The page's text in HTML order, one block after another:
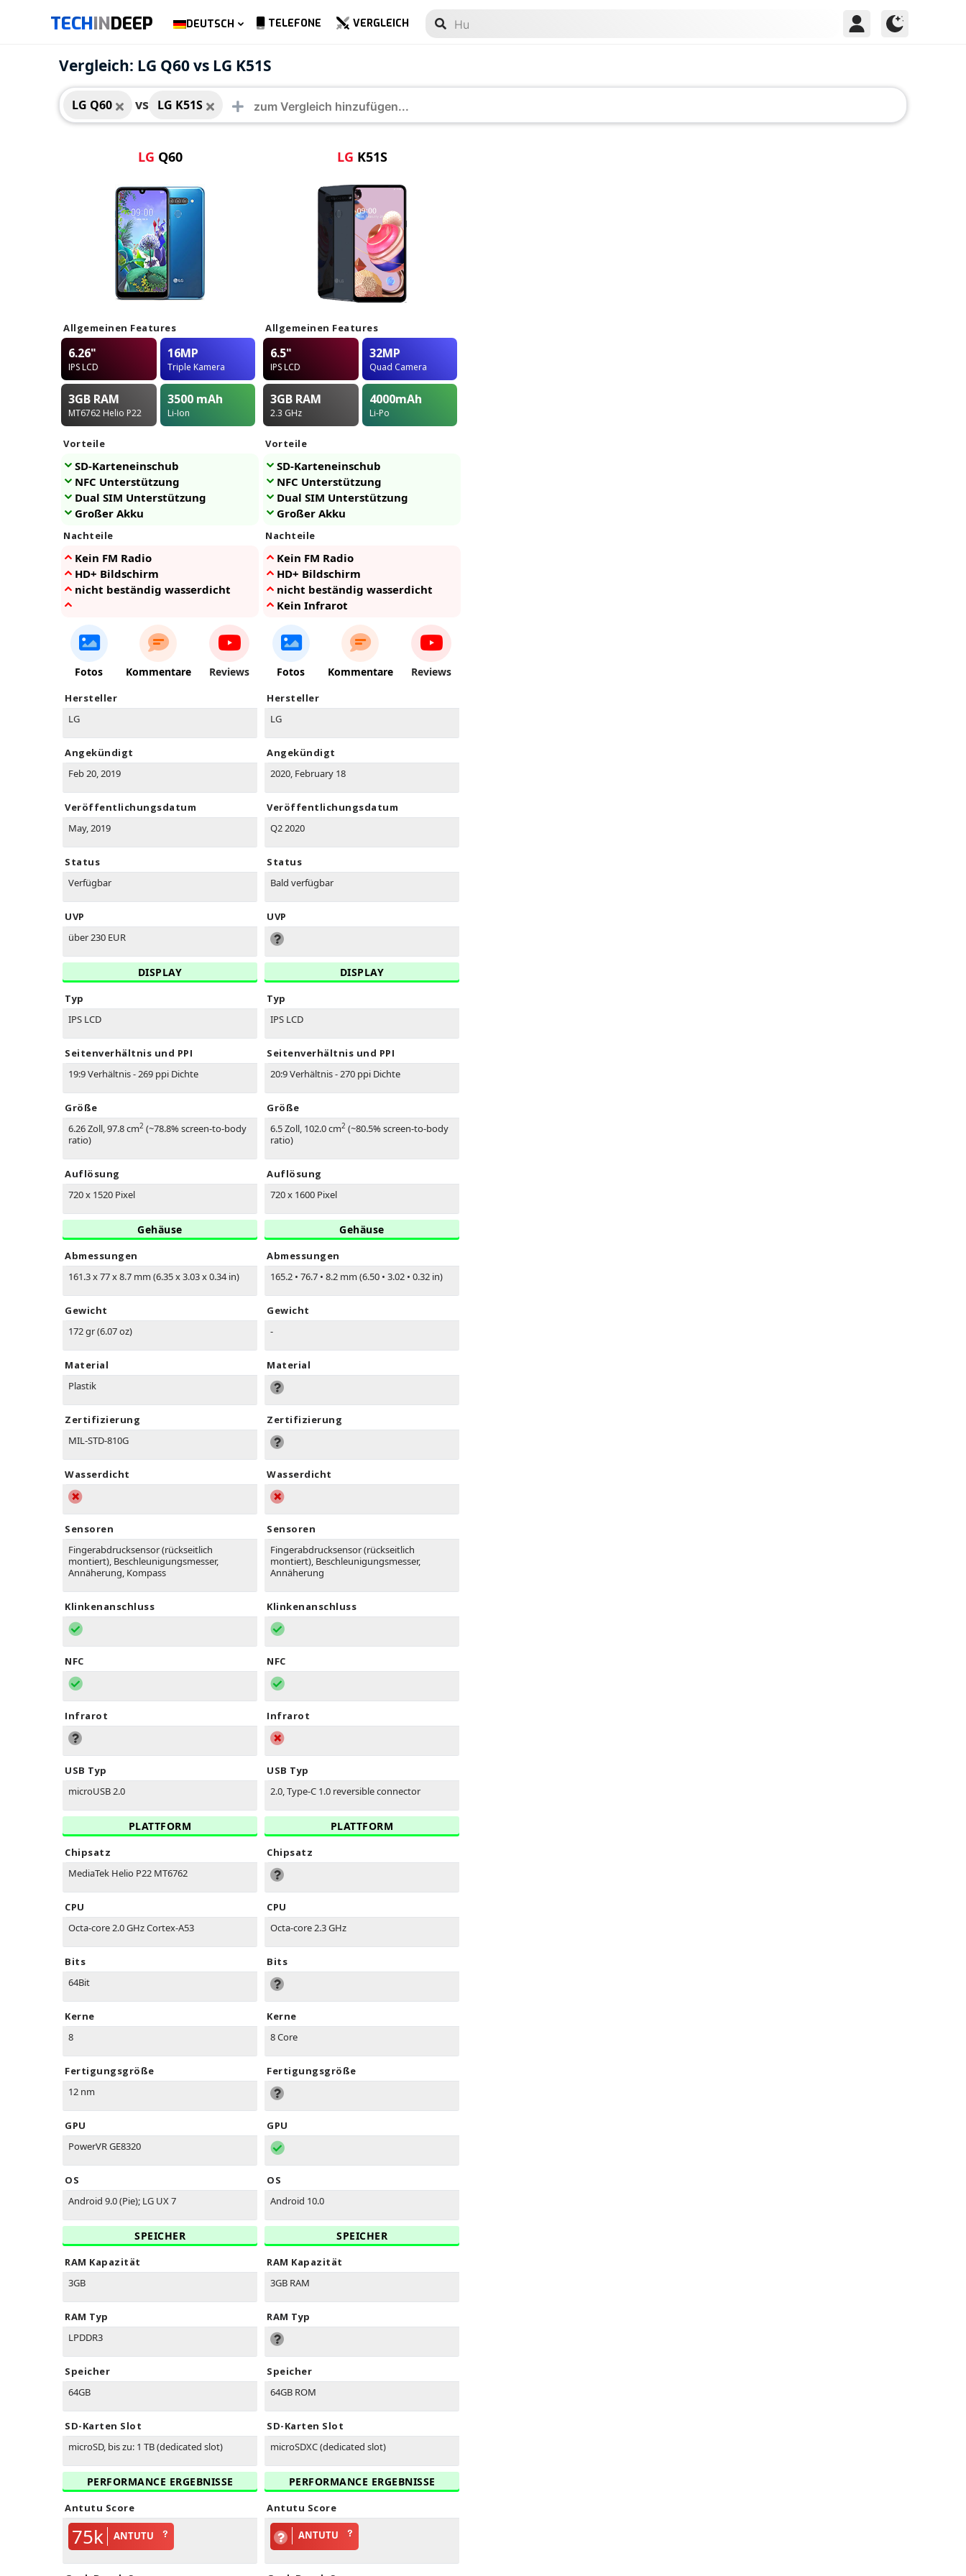
TECHINDEEP DEUTSCH TELEFONE VERGLEICH
Vergleich: LG Q60 vs LG K51S
LG Q60 vs LG K51S
LG Q60
LG Q60
Allgemeinen Features
6.26"
IPS LCD
16MP
Triple Kamera
3GB RAM
MT6762 Helio P22
3500mAh
Li-Ion
Vorteile
SD-Karteneinschub
NFC Unterstützung
Dual SIM Unterstützung
Großer Akku
Nachteile
Kein FM Radio
HD+ Bildschirm
nicht beständig wasserdicht
Fotos Kommentare Reviews
Hersteller
LG
Angekündigt
Feb 20, 2019
Veröffentlichungsdatum
May, 2019
Status
Verfügbar
UVP
über 230 EUR
DISPLAY
Typ
IPS LCD
Seitenverhältnis und PPI
19:9 Verhältnis - 269 ppi Dichte
Größe
6.26 Zoll, 97.8 cm2 (~78.8% screen-to-body
ratio)
Auflösung
720 x 1520 Pixel
Gehäuse
Abmessungen
161.3 x 77 x 8.7 mm (6.35 x 3.03 x 0.34 in)
Gewicht
172 gr (6.07 oz)
Material
Plastik
Zertifizierung
MIL-STD-810G
Wasserdicht
Sensoren
Fingerabdrucksensor (rückseitlich
montiert), Beschleunigungsmesser,
Annäherung, Kompass
Klinkenanschluss
NFC
Infrarot
USB Typ
microUSB 2.0
PLATTFORM
Chipsatz
MediaTek Helio P22 MT6762
CPU
Octa-core 2.0 GHz Cortex-A53
Bits
64Bit
Kerne
8
Fertigungsgröße
12 nm
GPU
PowerVR GE8320
OS
Android 9.0 (Pie); LG UX 7
SPEICHER
RAM Kapazität
3GB
RAM Typ
LPDDR3
Speicher
64GB
SD-Karten Slot
microSD, bis zu: 1 TB (dedicated slot)
PERFORMANCE ERGEBNISSE
Antutu Score
75k ANTUTU
LG K51S
Allgemeinen Features
6.5"
IPS LCD
32MP
Quad Camera
3GB RAM
2.3 GHz
4000mAh
Li-Po
Vorteile
SD-Karteneinschub
NFC Unterstützung
Dual SIM Unterstützung
Großer Akku
Nachteile
Kein FM Radio
HD+ Bildschirm
nicht beständig wasserdicht
Kein Infrarot
Fotos Kommentare Reviews
Hersteller
LG
Angekündigt
2020, February 18
Veröffentlichungsdatum
Q2 2020
Status
Bald verfügbar
UVP
DISPLAY
Typ
IPS LCD
Seitenverhältnis und PPI
20:9 Verhältnis - 270 ppi Dichte
Größe
6.5 Zoll, 102.0 cm2 (~80.5% screen-to-body
ratio)
Auflösung
720 x 1600 Pixel
Gehäuse
Abmessungen
165.2 • 76.7 • 8.2 mm (6.50 • 3.02 • 0.32 in)
Gewicht
-
Material
Zertifizierung
Wasserdicht
Sensoren
Fingerabdrucksensor (rückseitlich
montiert), Beschleunigungsmesser,
Annäherung
Klinkenanschluss
NFC
Infrarot
USB Typ
2.0, Type-C 1.0 reversible connector
PLATTFORM
Chipsatz
CPU
Octa-core 2.3 GHz
Bits
Kerne
8 Core
Fertigungsgröße
GPU
OS
Android 10.0
SPEICHER
RAM Kapazität
3GB RAM
RAM Typ
Speicher
64GB ROM
SD-Karten Slot
microSDXC (dedicated slot)
PERFORMANCE ERGEBNISSE
Antutu Score
ANTUTU